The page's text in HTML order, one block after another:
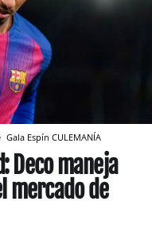
Gala Espín CULEMANÍA
Deco maneja
mercado de